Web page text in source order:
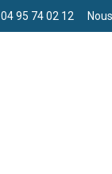
04 95 74 02 12